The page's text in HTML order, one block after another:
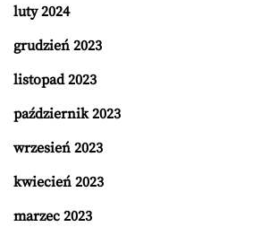
luty 2024
grudzień 2023
listopad 2023
październik 2023
wrzesień 2023
kwiecień 2023
marzec 2023